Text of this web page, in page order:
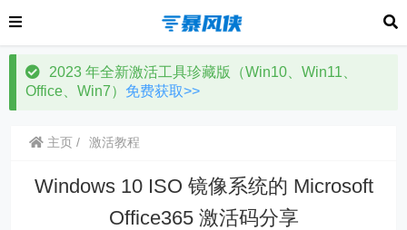
2023 年全新激活工具珍藏版（Win10、Win11、
Office、Win7） 免费获取>>
主页 激活教程
Windows 10 ISO 镜像系统的 Microsoft
Office365 激活码分享